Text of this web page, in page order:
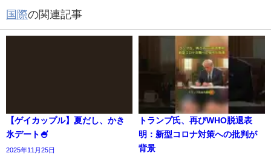
国際の関連記事
【ゲイカップル】夏だし、かき
氷デート🍧
2025年11月25日
トランプ氏、再びWHO脱退表
明：新型コロナ対策への批判が
背景